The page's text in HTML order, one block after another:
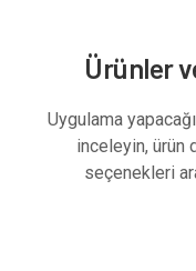
Ürünler
Uygulama
inceleyin, ürün
seçenekleri